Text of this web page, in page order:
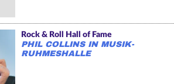
Rock & Roll Hall of Fame
PHIL COLLINS IN MUSIK-
RUHMESHALLE